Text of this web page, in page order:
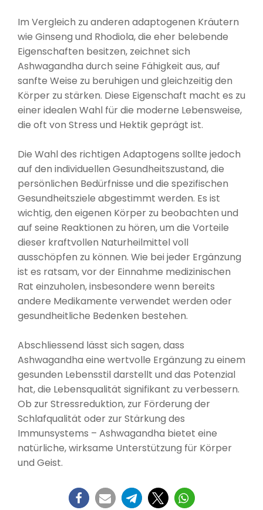
Im Vergleich zu anderen adaptogenen Kräutern
wie Ginseng und Rhodiola, die eher belebende
Eigenschaften besitzen, zeichnet sich
Ashwagandha durch seine Fähigkeit aus, auf
sanfte Weise zu beruhigen und gleichzeitig den
Körper zu stärken. Diese Eigenschaft macht es zu
einer idealen Wahl für die moderne Lebensweise,
die oft von Stress und Hektik geprägt ist.
Die Wahl des richtigen Adaptogens sollte jedoch
auf den individuellen Gesundheitszustand, die
persönlichen Bedürfnisse und die spezifischen
Gesundheitsziele abgestimmt werden. Es ist
wichtig, den eigenen Körper zu beobachten und
auf seine Reaktionen zu hören, um die Vorteile
dieser kraftvollen Naturheilmittel voll
ausschöpfen zu können. Wie bei jeder Ergänzung
ist es ratsam, vor der Einnahme medizinischen
Rat einzuholen, insbesondere wenn bereits
andere Medikamente verwendet werden oder
gesundheitliche Bedenken bestehen.
Abschliessend lässt sich sagen, dass
Ashwagandha eine wertvolle Ergänzung zu einem
gesunden Lebensstil darstellt und das Potenzial
hat, die Lebensqualität signifikant zu verbessern.
Ob zur Stressreduktion, zur Förderung der
Schlafqualität oder zur Stärkung des
Immunsystems – Ashwagandha bietet eine
natürliche, wirksame Unterstützung für Körper
und Geist.